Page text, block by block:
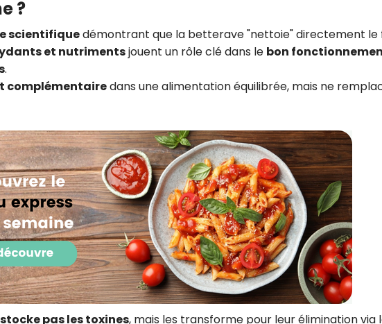
?
scientifiquedémontrant que la betterave "nettoie" directement le
et nutrimentsjouent un rôle clé dans le bon
.
complémentairedans une alimentation équilibrée, mais ne
pas les toxines, mais les transforme pour leur élimination via